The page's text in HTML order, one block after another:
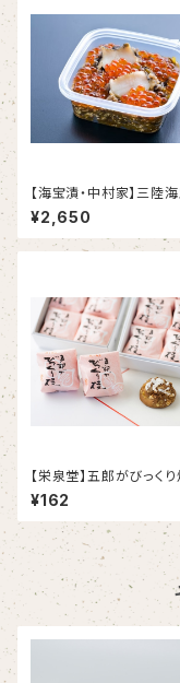
【海宝漬・中村家】三陸
0ｇ
¥2,650
【栄泉堂】五郎がびっく
ラ 1個
¥162